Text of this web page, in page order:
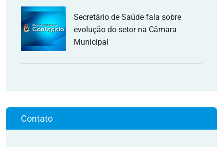
Secretário de Saúde fala sobre
evolução do setor na Câmara
Municipal
Contato